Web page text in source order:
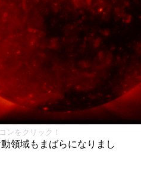
ンをクリック！
領域もまばらになりまし